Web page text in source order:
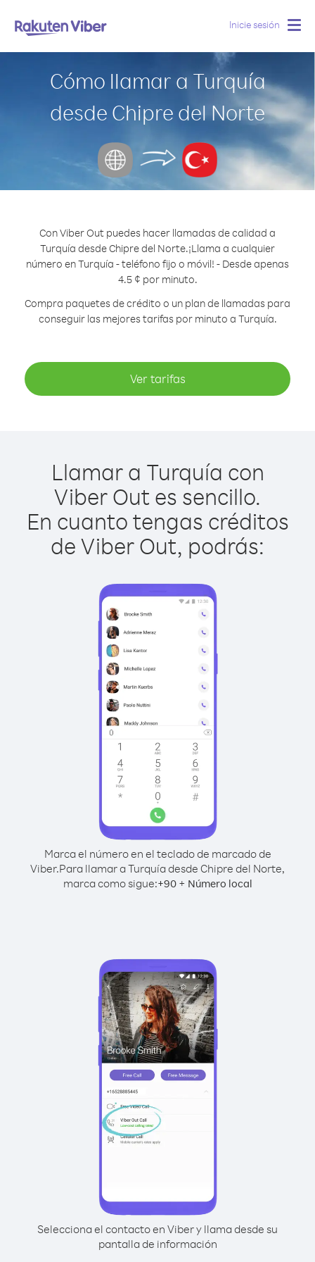
Inicie sesión
Cómo llamar a Turquía
desde Chipre del Norte
Con Viber Out puedes hacer llamadas de calidad a
Turquía desde Chipre del Norte.¡Llama a cualquier
número en Turquía - teléfono fijo o móvil! - Desde apenas
4.5 ¢ por minuto.
Compra paquetes de crédito o un plan de llamadas para
conseguir las mejores tarifas por minuto a Turquía.
Ver tarifas
Llamar a Turquía con
Viber Out es sencillo.
En cuanto tengas créditos
de Viber Out, podrás:
Marca el número en el teclado de marcado de
Viber.Para llamar a Turquía desde Chipre del Norte,
marca como sigue:+90+ Número local
Selecciona el contacto en Viber y llama desde su
pantalla de información